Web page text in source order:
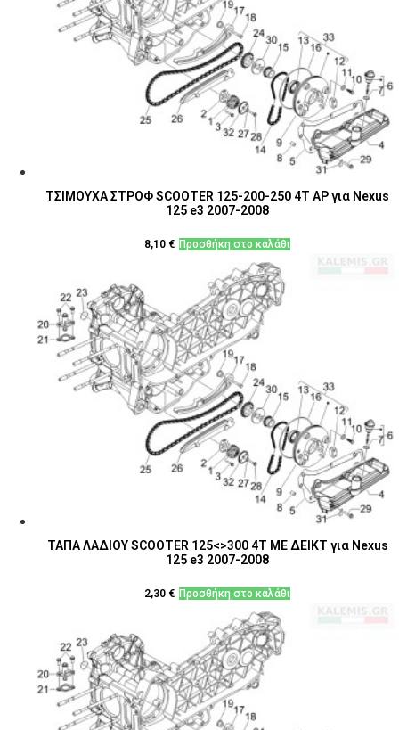
ΤΣΙΜΟΥΧΑ ΣΤΡΟΦ SCOOTER 125-200-250 4T ΑΡ για Nexus
125 e3 2007-2008
8,10 € Προσθήκη στο καλάθι
ΤΑΠΑ ΛΑΔΙΟΥ SCOOTER 125<>300 4T ΜΕ ΔΕΙΚΤ για Nexus
125 e3 2007-2008
2,30 € Προσθήκη στο καλάθι